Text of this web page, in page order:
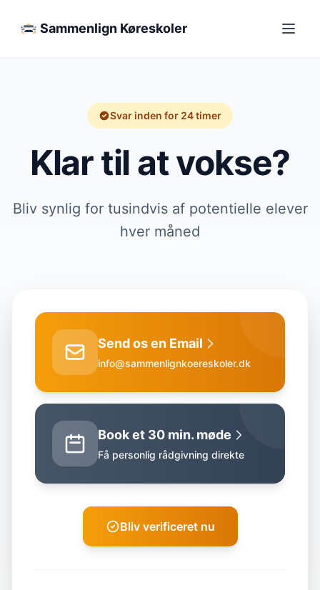
Sammenlign Køreskoler
Svar inden for 24 timer
Klar til at vokse?
Bliv synlig for tusindvis af potentielle elever
hver måned
Send os en Email
info@sammenlignkoereskoler.dk
Book et 30 min. møde
Få personlig rådgivning direkte
Bliv verificeret nu